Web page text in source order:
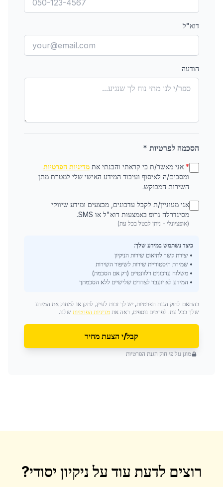
דוא"ל
הודעה
הסכמה לפרטיות *
* אני מאשר/ת כי קראתי והבנתי את מדיניות הפרטיות
ומסכים/ה לאיסוף ועיבוד המידע האישי שלי למטרת מתן
השירות המבוקש.
אני מעוניין/ת לקבל עדכונים, מבצעים ומידע שיווקי
מסינדרלה גרופ באמצעות דוא"ל או SMS.
(אופציונלי - ניתן לבטל בכל עת)
כיצד נשתמש במידע שלך:
• יצירת קשר לתיאום שירות הניקיון
• שמירת היסטוריית שירות לשיפור השירות
• משלוח עדכונים רלוונטיים (רק אם הסכמת)
• המידע לא יועבר לצדדים שלישיים ללא הסכמתך
בהתאם לחוק הגנת הפרטיות, יש לך זכות לעיין, לתקן או למחוק את המידע
שלך בכל עת. לפרטים נוספים, ראה את מדיניות הפרטיות שלנו.
קבל/י הצעת מחיר
מוגן על פי חוק הגנת הפרטיות
רוצים לדעת עוד על ניקיון יסודי?